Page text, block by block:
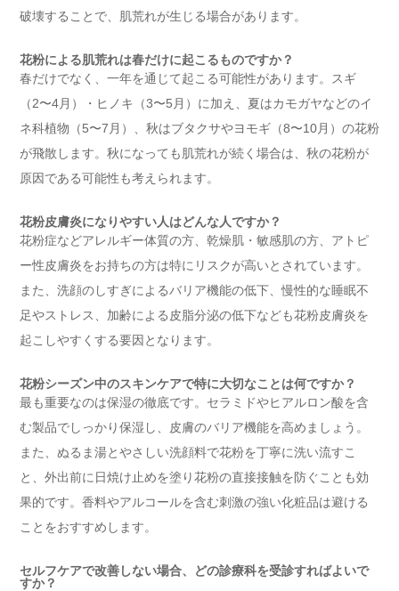
破壊することで、肌荒れが生じる場合があります。
花粉による肌荒れは春だけに起こるものですか？
春だけでなく、一年を通じて起こる可能性があります。スギ
（2〜4月）・ヒノキ（3〜5月）に加え、夏はカモガヤなどのイ
ネ科植物（5〜7月）、秋はブタクサやヨモギ（8〜10月）の花粉
が飛散します。秋になっても肌荒れが続く場合は、秋の花粉が
原因である可能性も考えられます。
花粉皮膚炎になりやすい人はどんな人ですか？
花粉症などアレルギー体質の方、乾燥肌・敏感肌の方、アトピ
ー性皮膚炎をお持ちの方は特にリスクが高いとされています。
また、洗顔のしすぎによるバリア機能の低下、慢性的な睡眠不
足やストレス、加齢による皮脂分泌の低下なども花粉皮膚炎を
起こしやすくする要因となります。
花粉シーズン中のスキンケアで特に大切なことは何ですか？
最も重要なのは保湿の徹底です。セラミドやヒアルロン酸を含
む製品でしっかり保湿し、皮膚のバリア機能を高めましょう。
また、ぬるま湯とやさしい洗顔料で花粉を丁寧に洗い流すこ
と、外出前に日焼け止めを塗り花粉の直接接触を防ぐことも効
果的です。香料やアルコールを含む刺激の強い化粧品は避ける
ことをおすすめします。
セルフケアで改善しない場合、どの診療科を受診すればよいで
すか？